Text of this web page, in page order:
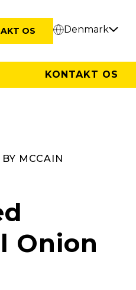
OS Denmark
KONTAKT OS
MCCAIN
Onion